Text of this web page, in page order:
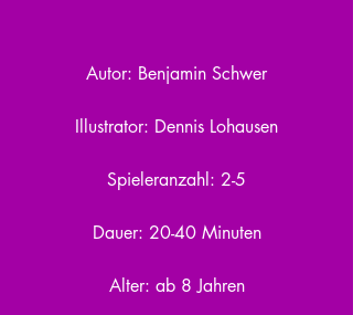
Autor: Benjamin Schwer
Illustrator: Dennis Lohausen
Spieleranzahl: 2-5
Dauer: 20-40 Minuten
Alter: ab 8 Jahren